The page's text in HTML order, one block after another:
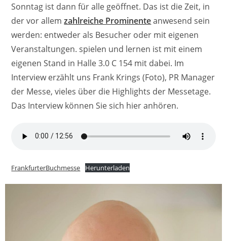
Sonntag ist dann für alle geöffnet. Das ist die Zeit, in
der vor allemzahlreiche Prominenteanwesend sein
werden: entweder als Besucher oder mit eigenen
Veranstaltungen. spielen und lernen ist mit einem
eigenen Stand in Halle 3.0 C 154 mit dabei. Im
Interview erzählt uns Frank Krings (Foto), PR Manager
der Messe, vieles über die Highlights der Messetage.
Das Interview können Sie sich hier anhören.
FrankfurterBuchmesse Herunterladen